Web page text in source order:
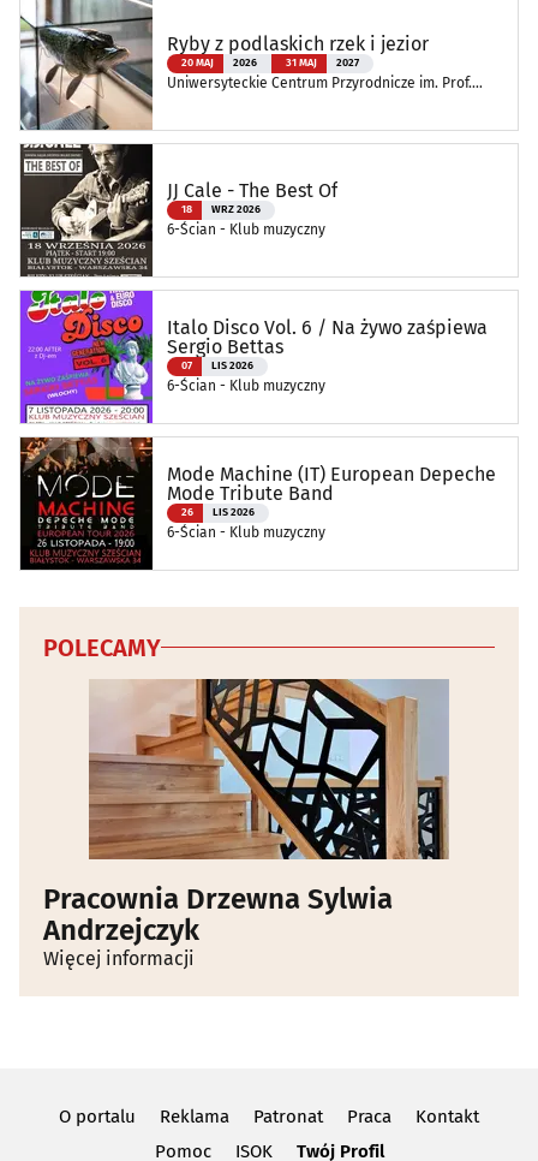
Ryby z podlaskich rzek i jezior
20 MAJ 2026 31 MAJ 2027
Uniwersyteckie Centrum Przyrodnicze im. Prof.
JJ Cale - The Best Of
18 WRZ 2026
6-Ścian - Klub muzyczny
Italo Disco Vol. 6 / Na żywo zaśpiewa
Sergio Bettas
07 LIS 2026
6-Ścian - Klub muzyczny
Mode Machine (IT) European Depeche
Mode Tribute Band
26 LIS 2026
6-Ścian - Klub muzyczny
POLECAMY
Pracownia Drzewna Sylwia
Andrzejczyk
Więcej informacji
O portalu Reklama Patronat Praca
Kontakt
Pomoc
ISOK Twój Profil